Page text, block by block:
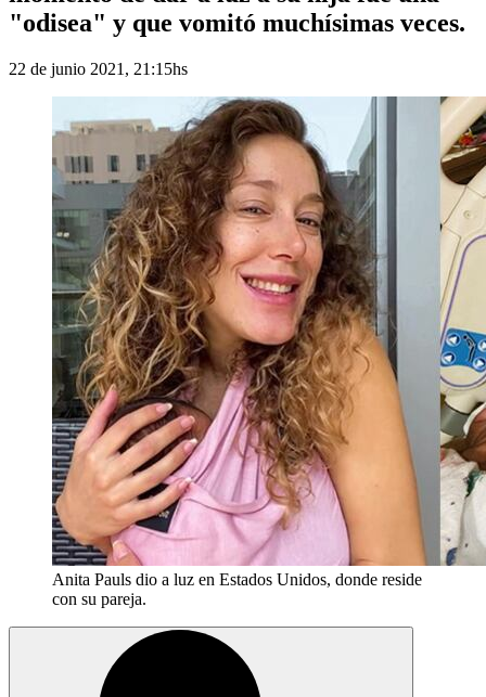
"odisea" y que vomitó muchísimas veces.
22 de junio 2021, 21:15hs
Anita Pauls dio a luz en Estados Unidos, donde reside
con su pareja.